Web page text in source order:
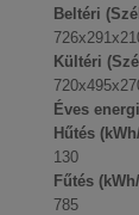
Beltéri
Kültéri
Éves
Hűtés
130
Fűtés
785